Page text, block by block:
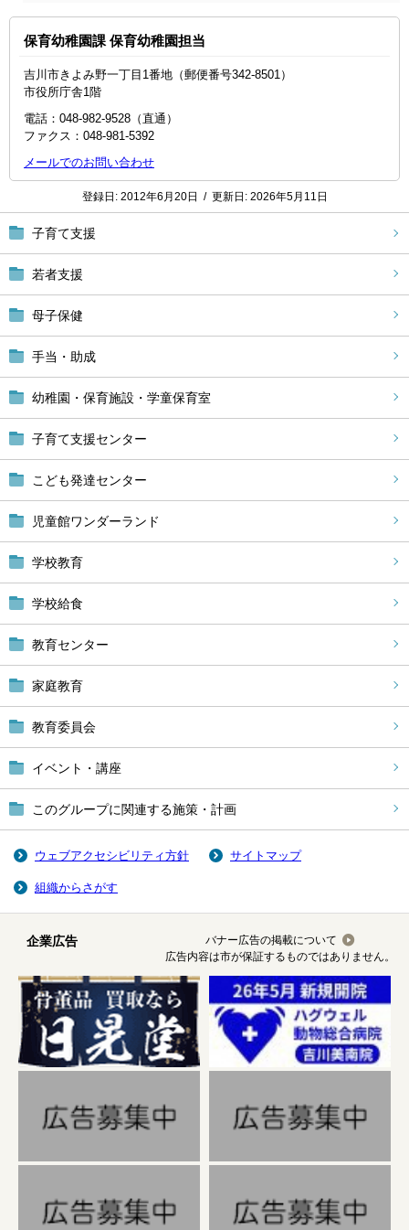
子育て支援
若者支援
母子保健
手当・助成
幼稚園・保育施設・学童保育室
子育て支援センター
こども発達センター
児童館ワンダーランド
学校教育
学校給食
教育センター
家庭教育
教育委員会
イベント・講座
このグループに関連する施策・計画
保育幼稚園課 保育幼稚園担当
吉川市きよみ野一丁目1番地（郵便番号342-8501）
市役所庁舎1階
電話：048-982-9528（直通）
ファクス：048‐981‐5392
メールでのお問い合わせ
登録日: 2012年6月20日 / 更新日: 2026年5月11日
ウェブアクセシビリティ方針 サイトマップ
組織からさがす
企業広告
バナー広告の掲載について
広告内容は市が保証するものではありません。